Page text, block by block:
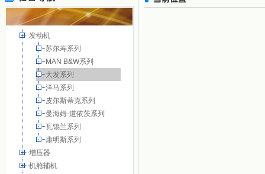
发动机
苏尔寿系列
MAN B&W系列
大发系列
洋马系列
皮尔斯蒂克系列
曼海姆-道依茨系列
瓦锡兰系列
康明斯系列
增压器
机舱辅机